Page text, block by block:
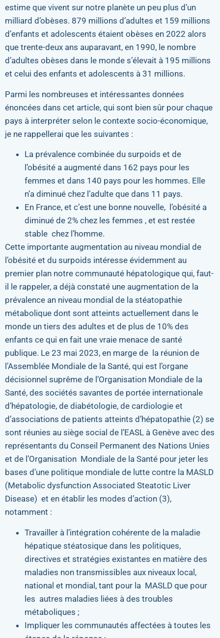
estime que vivent sur notre planète un peu plus d’un
milliard d’obèses. 879 millions d’adultes et 159 millions
d’enfants et adolescents étaient obèses en 2022 alors
que trente-deux ans auparavant, en 1990, le nombre
d’adultes obèses dans le monde s’élevait à 195 millions
et celui des enfants et adolescents à 31 millions.
Parmi les nombreuses et intéressantes données
énoncées dans cet article, qui sont bien sûr pour chaque
pays à interpréter selon le contexte socio-économique,
je ne rappellerai que les suivantes :
La prévalence combinée du surpoids et de
l’obésité a augmenté dans 162 pays pour les
femmes et dans 140 pays pour les hommes. Elle
n’a diminué chez l’adulte que dans 11 pays.
En France, et c’est une bonne nouvelle, l’obésité a
diminué de 2% chez les femmes , et est restée
stable chez l’homme.
Cette importante augmentation au niveau mondial de
l’obésité et du surpoids intéresse évidemment au
premier plan notre communauté hépatologique qui, faut-
il le rappeler, a déjà constaté une augmentation de la
prévalence an niveau mondial de la stéatopathie
métabolique dont sont atteints actuellement dans le
monde un tiers des adultes et de plus de 10% des
enfants ce qui en fait une vraie menace de santé
publique. Le 23 mai 2023, en marge de la réunion de
l’Assemblée Mondiale de la Santé, qui est l’organe
décisionnel suprême de l’Organisation Mondiale de la
Santé, des sociétés savantes de portée internationale
d’hépatologie, de diabétologie, de cardiologie et
d’associations de patients atteints d’hépatopathie (2) se
sont réunies au siège social de l’EASL à Genève avec des
représentants du Conseil Permanent des Nations Unies
et de l’Organisation Mondiale de la Santé pour jeter les
bases d’une politique mondiale de lutte contre la MASLD
(Metabolic dysfunction Associated Steatotic Liver
Disease) et en établir les modes d’action (3),
notamment :
Travailler à l’intégration cohérente de la maladie
hépatique stéatosique dans les politiques,
directives et stratégies existantes en matière des
maladies non transmissibles aux niveaux local,
national et mondial, tant pour la MASLD que pour
les autres maladies liées à des troubles
métaboliques ;
Impliquer les communautés affectées à toutes les